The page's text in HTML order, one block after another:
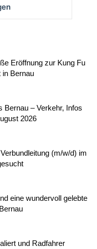
Eröffnung zur Kung Fu
in Bernau
Bernau – Verkehr, Infos
2026
(m/w/d) im
eine wundervoll gelebte
und Radfahrer